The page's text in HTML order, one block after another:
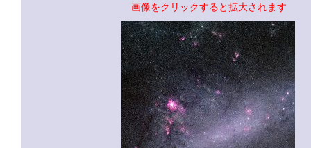
画像をクリックすると拡大されます